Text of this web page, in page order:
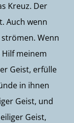
Kreuz. Der
Auch wenn
Wenn
Hilf meinem
Geist, erfülle
in ihnen
Geist, und
Geist,